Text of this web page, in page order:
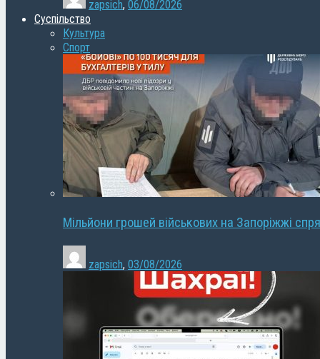
zapsich, 06/08/2026
Суспільство
Культура
Спорт
Мільйони грошей військових на Запоріжжі
zapsich, 03/08/2026